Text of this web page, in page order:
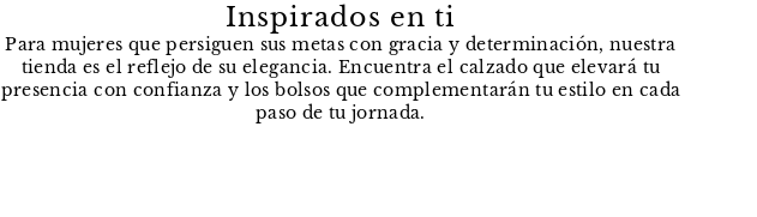
Inspirados en ti
Para mujeres que persiguen sus metas con gracia y determinación, nuestra
tienda es el reflejo de su elegancia. Encuentra el calzado que elevará tu
presencia con confianza y los bolsos que complementarán tu estilo en cada
paso de tu jornada.